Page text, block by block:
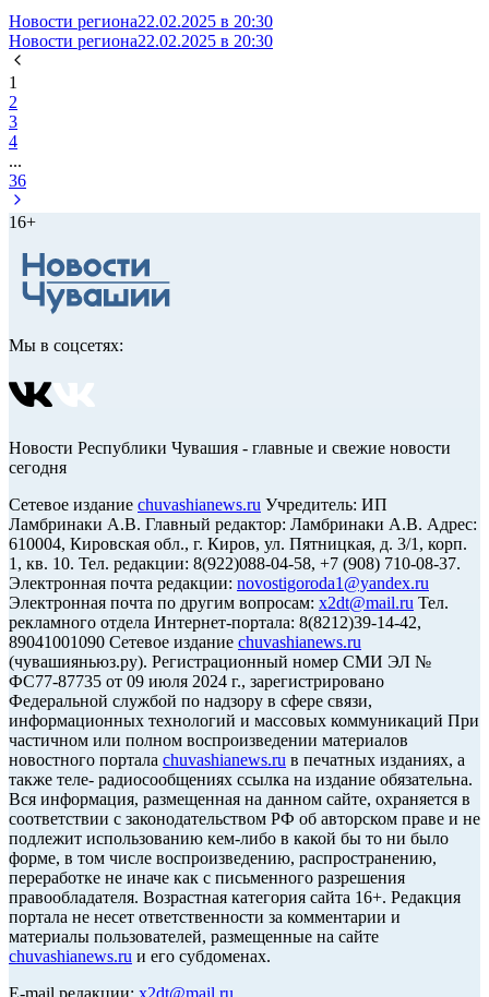
Новости региона22.02.2025 в 20:30
Новости региона22.02.2025 в 20:30
1
2
3
4
...
36
16+
Мы в соцсетях:
Новости Республики Чувашия - главные и свежие новости
сегодня
Сетевое издание chuvashianews.ru Учредитель: ИП
Ламбринаки А.В. Главный редактор: Ламбринаки А.В. Адрес:
610004, Кировская обл., г. Киров, ул. Пятницкая, д. 3/1, корп.
1, кв. 10. Тел. редакции: 8(922)088-04-58, +7 (908) 710-08-37.
Электронная почта редакции: novostigoroda1@yandex.ru
Электронная почта по другим вопросам: x2dt@mail.ru Тел.
рекламного отдела Интернет-портала: 8(8212)39-14-42,
89041001090 Сетевое издание chuvashianews.ru
(чувашияньюз.ру). Регистрационный номер СМИ ЭЛ №
ФС77-87735 от 09 июля 2024 г., зарегистрировано
Федеральной службой по надзору в сфере связи,
информационных технологий и массовых коммуникаций При
частичном или полном воспроизведении материалов
новостного портала chuvashianews.ru в печатных изданиях, а
также теле- радиосообщениях ссылка на издание обязательна.
Вся информация, размещенная на данном сайте, охраняется в
соответствии с законодательством РФ об авторском праве и не
подлежит использованию кем-либо в какой бы то ни было
форме, в том числе воспроизведению, распространению,
переработке не иначе как с письменного разрешения
правообладателя. Возрастная категория сайта 16+. Редакция
портала не несет ответственности за комментарии и
материалы пользователей, размещенные на сайте
chuvashianews.ru и его субдоменах.
E-mail редакции: x2dt@mail.ru